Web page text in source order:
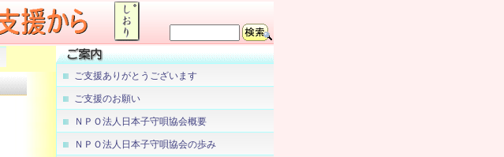
ご支援ありがとうございます
ご支援のお願い
ＮＰＯ法人日本子守唄協会概要
ＮＰＯ法人日本子守唄協会の歩み